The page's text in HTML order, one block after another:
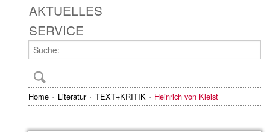
AKTUELLES
SERVICE
Home Literatur TEXT+KRITIK Heinrich von Kleist